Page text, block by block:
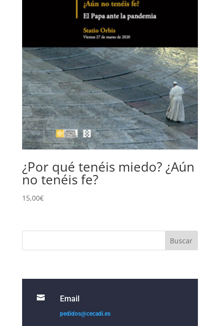
¿Por qué tenéis miedo? ¿Aún
no tenéis fe?
15,00€
 Email
pedidos@cecadi.es